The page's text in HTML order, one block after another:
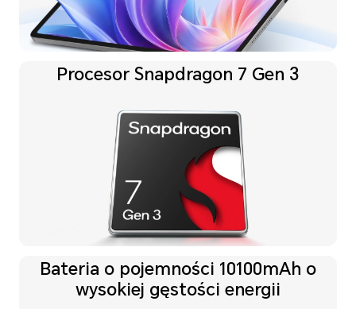
Procesor Snapdragon 7 Gen 3
Bateria o pojemności 10100mAh o
wysokiej gęstości energii